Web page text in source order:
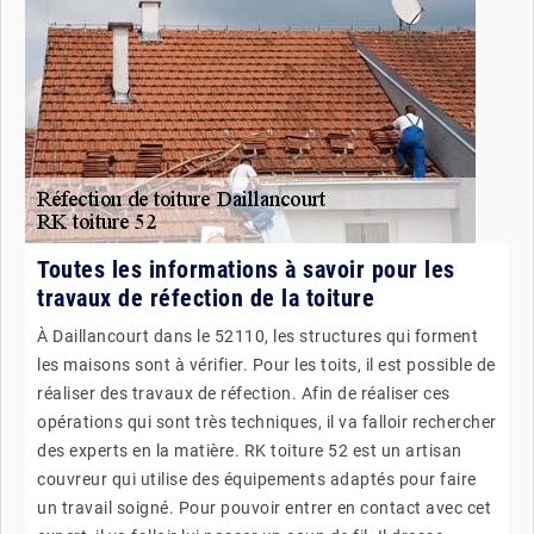
Toutes les informations à savoir pour les
travaux de réfection de la toiture
À Daillancourt dans le 52110, les structures qui forment
les maisons sont à vérifier. Pour les toits, il est possible de
réaliser des travaux de réfection. Afin de réaliser ces
opérations qui sont très techniques, il va falloir rechercher
des experts en la matière. RK toiture 52 est un artisan
couvreur qui utilise des équipements adaptés pour faire
un travail soigné. Pour pouvoir entrer en contact avec cet